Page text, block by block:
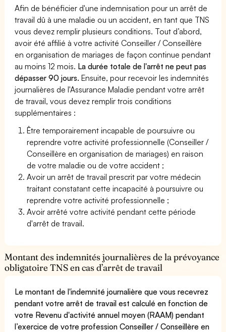
Afin de bénéficier d'une indemnisation pour un arrêt de
travail dû à une maladie ou un accident, en tant que TNS
vous devez remplir plusieurs conditions. Tout d’abord,
avoir été affilié à votre activité Conseiller / Conseillère
en organisation de mariages de façon continue pendant
au moins 12 mois. La durée totale de l'arrêt ne peut pas
dépasser 90 jours. Ensuite, pour recevoir les indemnités
journalières de l'Assurance Maladie pendant votre arrêt
de travail, vous devez remplir trois conditions
supplémentaires :
Être temporairement incapable de poursuivre ou
reprendre votre activité professionnelle (Conseiller /
Conseillère en organisation de mariages) en raison
de votre maladie ou de votre accident ;
Avoir un arrêt de travail prescrit par votre médecin
traitant constatant cette incapacité à poursuivre ou
reprendre votre activité professionnelle ;
Avoir arrêté votre activité pendant cette période
d'arrêt de travail.
Montant des indemnités journalières de la prévoyance
obligatoire TNS en cas d’arrêt de travail
Le montant de l'indemnité journalière que vous recevrez
pendant votre arrêt de travail est calculé en fonction de
votre Revenu d'activité annuel moyen (RAAM) pendant
l’exercice de votre profession Conseiller / Conseillère en